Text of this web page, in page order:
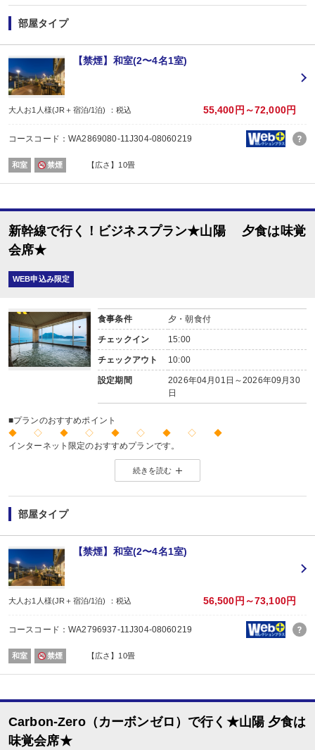
＜WESTERポイントについて＞
旅行プラン利用分のWESTERポイント(通常)と同数分のWESTERポイント(期
WESTERポイント(期間・用途限定)は、ご旅行出発月の翌々月初旬の付与(予
WESTERポイントの後付けはできません。
旅行プランをお申し込み後、予約内容変更・人数変更・キャンセルされた場合
おとな・こども共、有料人員の方がポイント対象です。（添寝幼児は対象外）
【お楽しみメニュー】
・姉妹館「景勝館 漣亭」との湯めぐりをお楽しみいただけます。
■夕食
場所:
その他（ダイニング）
内容:
【時間】17：30～ 最終開始時間19：00
場所:
その他（ダイニング）
内容:
ビュッフェ又は和朝食 ※お選びいただけません。
【時間】7：00～ 最終開始時間9：00
部屋タイプ
【禁煙】和室(2〜4名1室)
大人お1人様(JR＋宿泊/1泊) ：税込 55,400円～72,000円
コースコード：WA2869080-11J304-08060219
和室 禁煙 【広さ】10畳
新幹線で行く！ビジネスプラン★山陽 夕食は味覚
会席★
WEB申込み限定
食事条件 夕・朝食付
チェックイン 15:00
チェックアウト 10:00
設定期間
2026年04月01日～2026年09月30
日
■プランのおすすめポイント
◆ ◇ ◆ ◇ ◆ ◇ ◆ ◇ ◆
インターネット限定のおすすめプランです。
※店頭・電話・メールでのお問合せや申込みは出来ません。
◆ ◇ ◆ ◇ ◆ ◇ ◆ ◇ ◆
【お楽しみメニュー】
・姉妹館「景勝館 漣亭」との湯めぐりをお楽しみいただけます。
・エステを10％割引でご利用いただけます。
■夕食
場所:
その他（ダイニング）
内容:
味覚会席
場所:
その他（ダイニング）
内容:
ビュッフェ又は和朝食 ※お選びいただけません。
続きを読む
部屋タイプ
【禁煙】和室(2〜4名1室)
大人お1人様(JR＋宿泊/1泊) ：税込 56,500円～73,100円
コースコード：WA2796937-11J304-08060219
和室 禁煙 【広さ】10畳
Carbon-Zero（カーボンゼロ）で行く★山陽 夕食は
味覚会席★